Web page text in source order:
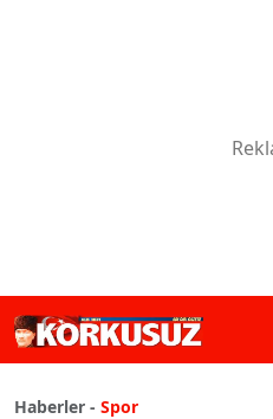
Haberler - Spor